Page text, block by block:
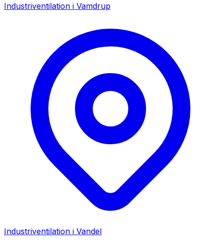
Industriventilation i Vamdrup
Industriventilation i Vandel